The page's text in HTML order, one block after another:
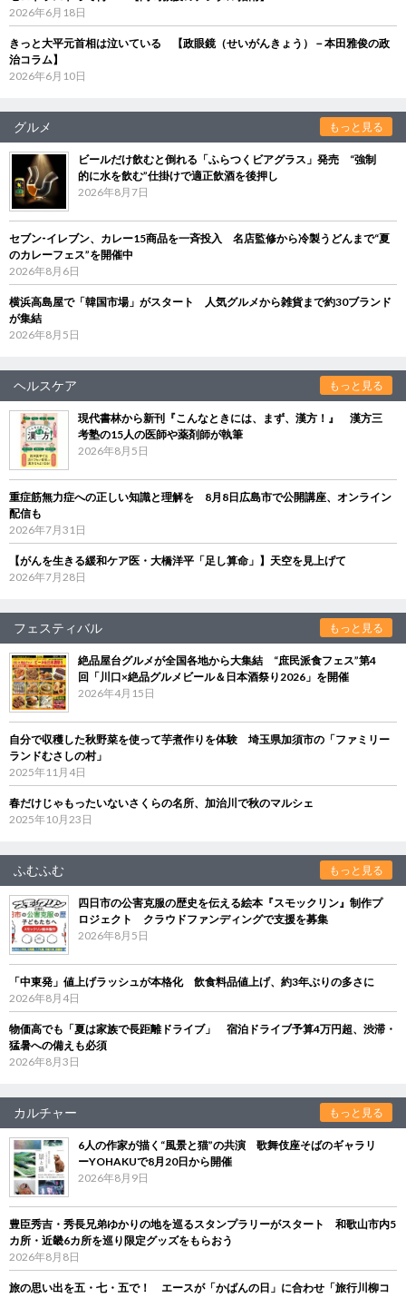
2026年6月18日
きっと大平元首相は泣いている 【政眼鏡（せいがんきょう）－本田雅俊の政
治コラム】
2026年6月10日
グルメ もっと見る
ビールだけ飲むと倒れる「ふらつくビアグラス」発売 “強制
的に水を飲む”仕掛けで適正飲酒を後押し
2026年8月7日
セブン‐イレブン、カレー15商品を一斉投入 名店監修から冷製うどんまで“夏
のカレーフェス”を開催中
2026年8月6日
横浜高島屋で「韓国市場」がスタート 人気グルメから雑貨まで約30ブランド
が集結
2026年8月5日
ヘルスケア もっと見る
現代書林から新刊『こんなときには、まず、漢方！』 漢方三
考塾の15人の医師や薬剤師が執筆
2026年8月5日
重症筋無力症への正しい知識と理解を 8月8日広島市で公開講座、オンライン
配信も
2026年7月31日
【がんを生きる緩和ケア医・大橋洋平「足し算命」】天空を見上げて
2026年7月28日
フェスティバル もっと見る
絶品屋台グルメが全国各地から大集結 “庶民派食フェス”第4
回「川口×絶品グルメビール＆日本酒祭り2026」を開催
2026年4月15日
自分で収穫した秋野菜を使って芋煮作りを体験 埼玉県加須市の「ファミリー
ランドむさしの村」
2025年11月4日
春だけじゃもったいないさくらの名所、加治川で秋のマルシェ
2025年10月23日
ふむふむ もっと見る
四日市の公害克服の歴史を伝える絵本『スモックリン』制作プ
ロジェクト クラウドファンディングで支援を募集
2026年8月5日
「中東発」値上げラッシュが本格化 飲食料品値上げ、約3年ぶりの多さに
2026年8月4日
物価高でも「夏は家族で長距離ドライブ」 宿泊ドライブ予算4万円超、渋滞・
猛暑への備えも必須
2026年8月3日
カルチャー もっと見る
6人の作家が描く“風景と猫”の共演 歌舞伎座そばのギャラリ
ーYOHAKUで8月20日から開催
2026年8月9日
豊臣秀吉・秀長兄弟ゆかりの地を巡るスタンプラリーがスタート 和歌山市内5
カ所・近畿6カ所を巡り限定グッズをもらおう
2026年8月8日
旅の思い出を五・七・五で！ エースが「かばんの日」に合わせ「旅行川柳コ